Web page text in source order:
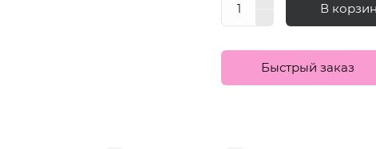
В
Быстрый заказ